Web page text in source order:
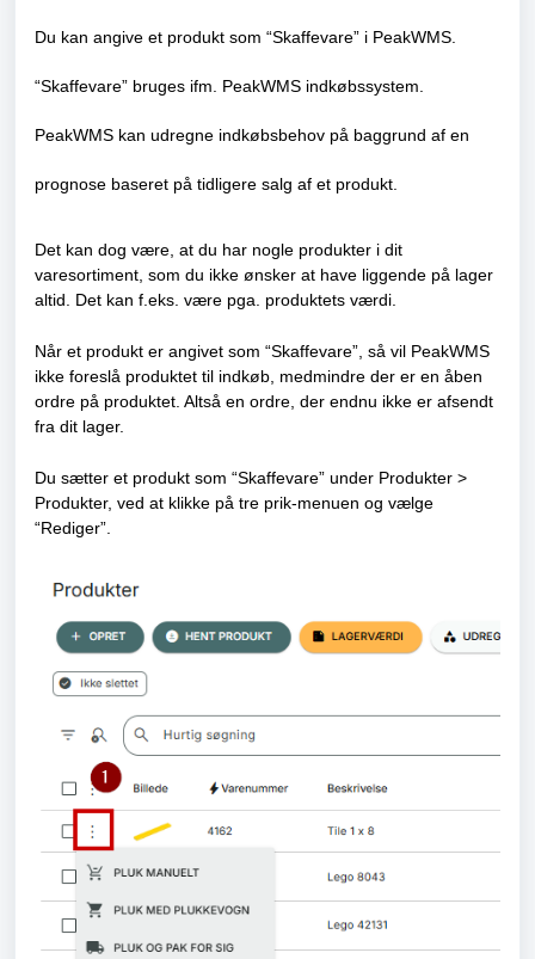
Du kan angive et produkt som “Skaffevare” i PeakWMS.
“Skaffevare” bruges ifm. PeakWMS indkøbssystem.
PeakWMS kan udregne indkøbsbehov på baggrund af en
prognose baseret på tidligere salg af et produkt.
Det kan dog være, at du har nogle produkter i dit
varesortiment, som du ikke ønsker at have liggende på lager
altid. Det kan f.eks. være pga. produktets værdi.
Når et produkt er angivet som “Skaffevare”, så vil PeakWMS
ikke foreslå produktet til indkøb, medmindre der er en åben
ordre på produktet. Altså en ordre, der endnu ikke er afsendt
fra dit lager.
Du sætter et produkt som “Skaffevare” under Produkter >
Produkter, ved at klikke på tre prik-menuen og vælge
“Rediger”.